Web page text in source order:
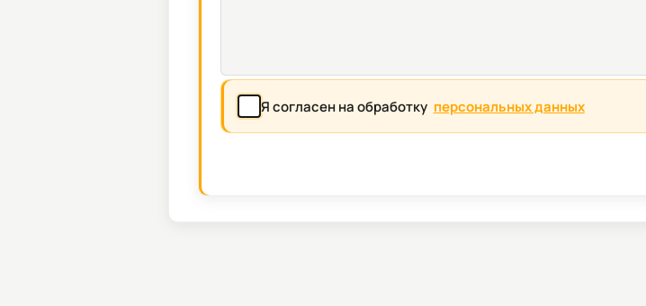
Я согласен на обработку персональных данных